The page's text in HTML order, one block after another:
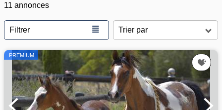
11 annonces
Filtrer ≣
PREMIUM